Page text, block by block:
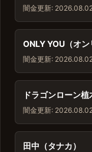
闇金更新:
ONLY YOU（オン
闇金更新:
ドラゴンローン
闇金更新:
田中（タナカ）